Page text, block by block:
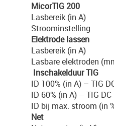
MicorTIG 200
Lasbereik (in A)
Stroominstelling
Elektrode lassen
Lasbereik (in A)
Lasbare elektroden
Inschakelduur TIG
ID 100% (in A) – TIG
ID 60% (in A) – TIG DC
ID bij max. stroom (in
Net